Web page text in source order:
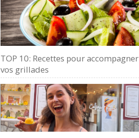
TOP 10: Recettes pour accompagner
vos grillades